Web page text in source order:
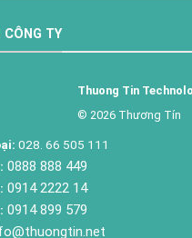
CÔNG TY
Thuong Tin
© 2026 Thương Tín
028. 66 505 111
0888 888 449
0914 2222 14
0914 899 579